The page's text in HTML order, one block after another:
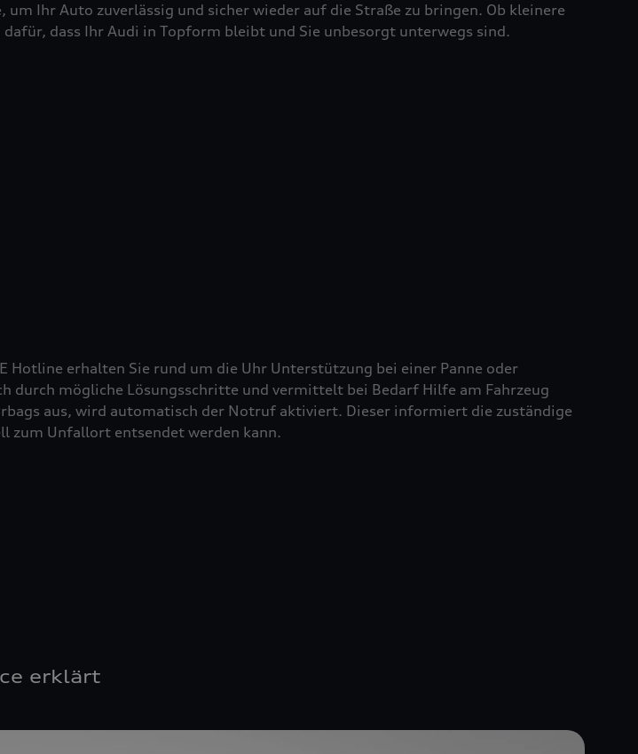
Ihr Auto zuverlässig und sicher wieder auf die Straße zu bringen. Ob kleinere
dass Ihr Audi in Topform bleibt und Sie unbesorgt unterwegs sind.
Hotline erhalten Sie rund um die Uhr Unterstützung bei einer Panne oder
durch mögliche Lösungsschritte und vermittelt bei Bedarf Hilfe am Fahrzeug
aus, wird automatisch der Notruf aktiviert. Dieser informiert die zuständige
zum Unfallort entsendet werden kann.
erklärt